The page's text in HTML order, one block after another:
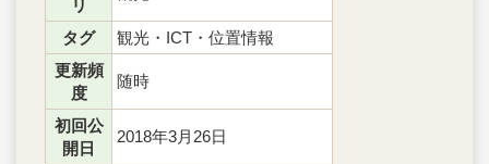
リ
タグ
観光・ICT・位置情報
更新頻
度
随時
初回公
開日
2018年3月26日